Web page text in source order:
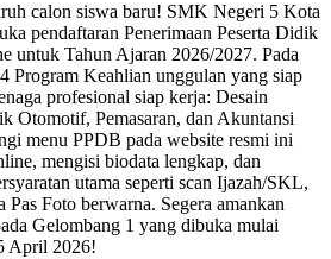
calon siswa baru! SMK Negeri 5 Kota
pendaftaran Penerimaan Peserta Didik
untuk Tahun Ajaran 2026/2027. Pada
Program Keahlian unggulan yang siap
profesional siap kerja: Desain
Otomotif, Pemasaran, dan Akuntansi
menu PPDB pada website resmi ini
mengisi biodata lengkap, dan
utama seperti scan Ijazah/SKL,
Pas Foto berwarna. Segera amankan
Gelombang 1 yang dibuka mulai
April 2026!